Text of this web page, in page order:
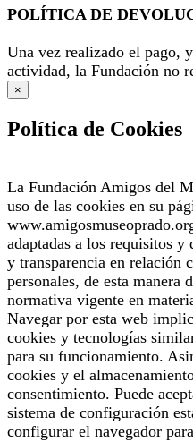
POLÍTICA DE
Una vez realizado el pago,
actividad, la Fundación no
×
Política de Cookies
La Fundación Amigos del
uso de las cookies en su
adaptadas a los requisitos
y transparencia en relación
personales, de esta
normativa vigente en
Navegar por esta web
cookies y tecnologías
para su funcionamiento.
cookies y el
consentimiento. Puede
sistema de configuración
configurar el navegador